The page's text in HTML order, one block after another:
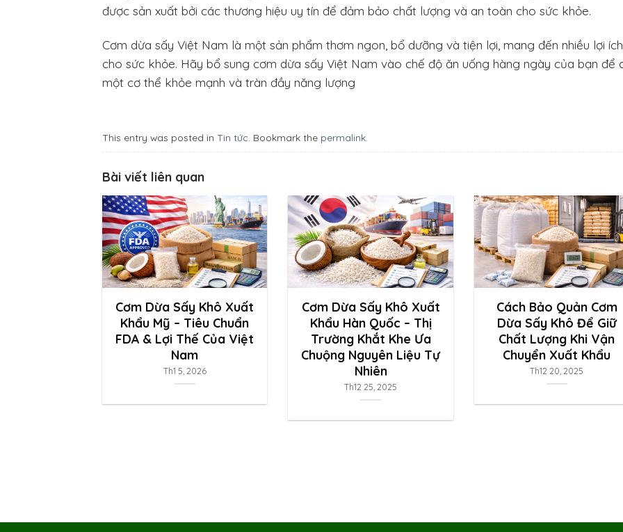
được sản xuất bởi các thương hiệu uy tín để đảm bảo chất lượng và an toàn cho sức khỏe.
Cơm dừa sấy Việt Nam là một sản phẩm thơm ngon, bổ dưỡng và tiện lợi, mang đến nhiều lợi ích
cho sức khỏe. Hãy bổ sung cơm dừa sấy Việt Nam vào chế độ ăn uống hàng ngày của bạn để
một cơ thể khỏe mạnh và tràn đầy năng lượng
This entry was posted in Tin tức . Bookmark the permalink
Bài viết liên quan
Cơm Dừa Sấy Khô Xuất
Khẩu Mỹ – Tiêu Chuẩn
FDA & Lợi Thế Của Việt
Nam
Th1 5, 2026
Cơm Dừa Sấy Khô Xuất
Khẩu Hàn Quốc – Thị
Trường Khắt Khe Ưa
Chuộng Nguyên Liệu Tự
Nhiên
Th12 25, 2025
Cách Bảo Quản Cơm
Dừa Sấy Khô Để Giữ
Chất Lượng Khi Vận
Chuyển Xuất Khẩu
Th12 20, 2025